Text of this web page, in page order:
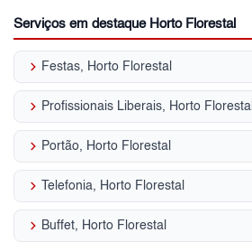
Serviços em destaque Horto Florestal
keyboard_arrow_right Festas, Horto Florestal
keyboard_arrow_right Profissionais Liberais, Horto Florestal
keyboard_arrow_right Portão, Horto Florestal
keyboard_arrow_right Telefonia, Horto Florestal
keyboard_arrow_right Buffet, Horto Florestal